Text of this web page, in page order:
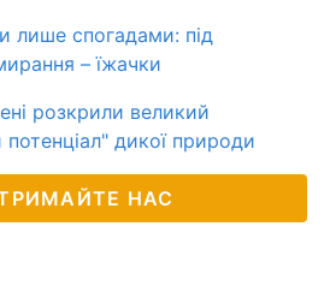
лише спогадами: під
– їжачки
розкрили великий
потенціал" дикої природи
НАС